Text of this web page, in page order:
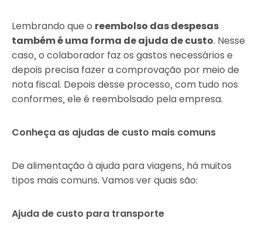
Lembrando que o reembolso das despesas
também é uma forma de ajuda de custo. Nesse
caso, o colaborador faz os gastos necessários e
depois precisa fazer a comprovação por meio de
nota fiscal. Depois desse processo, com tudo nos
conformes, ele é reembolsado pela empresa.
Conheça as ajudas de custo mais comuns
De alimentação à ajuda para viagens, há muitos
tipos mais comuns. Vamos ver quais são:
Ajuda de custo para transporte